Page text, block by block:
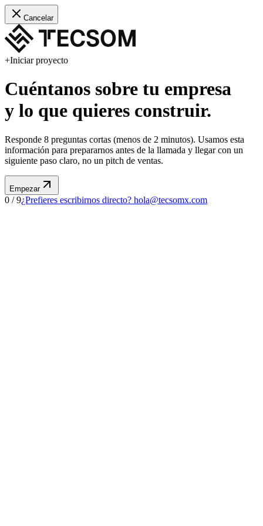
Cancelar
+Iniciar proyecto
Cuéntanos sobre tu empresa
y lo que quieres construir.
Responde 8 preguntas cortas (menos de 2 minutos). Usamos esta
información para prepararnos antes de la llamada y llegar con un
siguiente paso claro, no un pitch de ventas.
Empezar
0 /9¿Prefieres escribirnos directo? hola@tecsomx.com